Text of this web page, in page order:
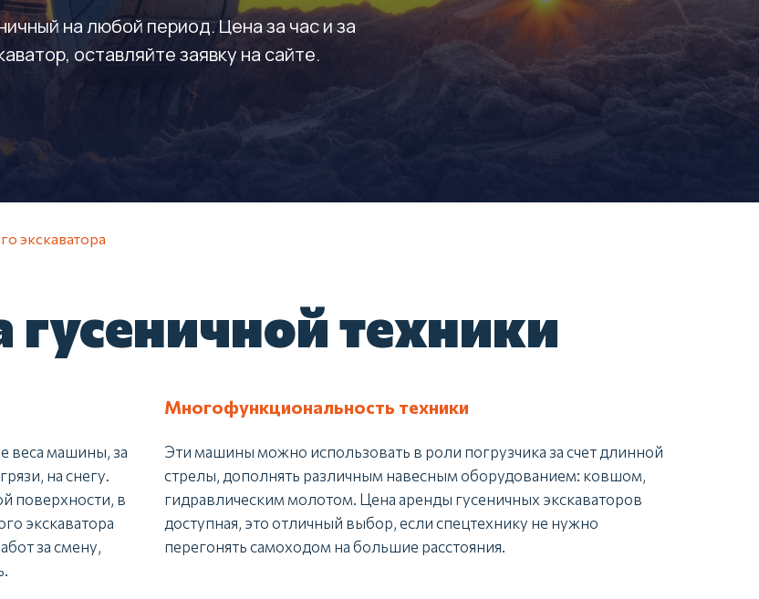
на любой период. Цена за час и за
оставляйте заявку на сайте.
экскаватора
техники
веса машины, за
на снегу.
поверхности, в
экскаватора
за смену,
Многофункциональность техники
Эти машины можно использовать в роли погрузчика за счет длинной
стрелы, дополнять различным навесным оборудованием: ковшом,
гидравлическим молотом. Цена аренды гусеничных экскаваторов
доступная, это отличный выбор, если спецтехнику не нужно
перегонять самоходом на большие расстояния.